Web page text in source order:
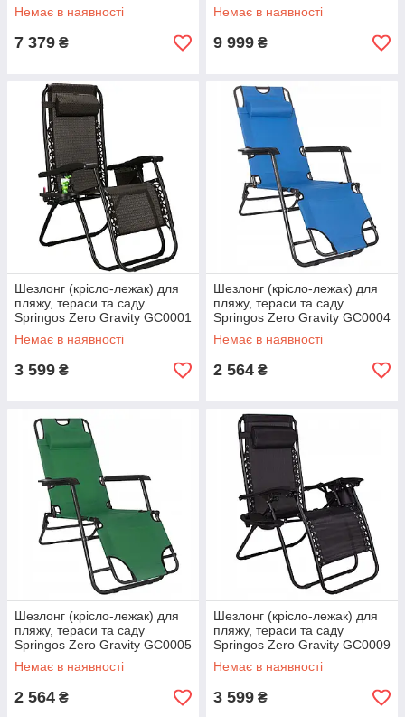
Немає в наявності
7 379 ₴
Немає в наявності
9 999 ₴
Шезлонг (крісло-лежак) для
пляжу, тераси та саду
Springos Zero Gravity GC0001
Немає в наявності
3 599 ₴
Шезлонг (крісло-лежак) для
пляжу, тераси та саду
Springos Zero Gravity GC0004
Немає в наявності
2 564 ₴
Шезлонг (крісло-лежак) для
пляжу, тераси та саду
Springos Zero Gravity GC0005
Немає в наявності
2 564 ₴
Шезлонг (крісло-лежак) для
пляжу, тераси та саду
Springos Zero Gravity GC0009
Немає в наявності
3 599 ₴